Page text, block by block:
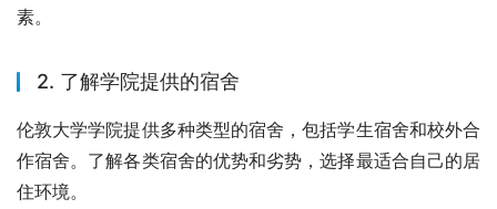
素。
2. 了解学院提供的宿舍
伦敦大学学院提供多种类型的宿舍，包括学生宿舍和校外合
作宿舍。了解各类宿舍的优势和劣势，选择最适合自己的居
住环境。